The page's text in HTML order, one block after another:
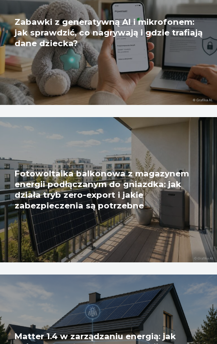
Zabawki z generatywną AI i mikrofonem:
jak sprawdzić, co nagrywają i gdzie trafiają
dane dziecka?
Fotowoltaika balkonowa z magazynem
energii podłączanym do gniazdka: jak
działa tryb zero-export i jakie
zabezpieczenia są potrzebne
Matter 1.4 w zarządzaniu energią: jak